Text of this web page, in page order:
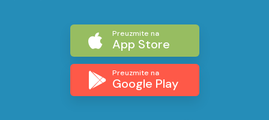
Preuzmite na
App Store
Preuzmite na
Google Play